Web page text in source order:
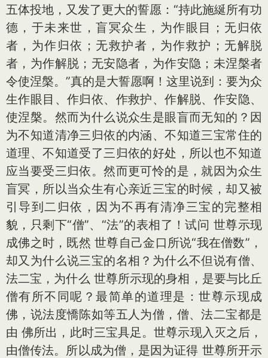
五体投地，又发了更大的誓愿：“持此施綖所有功
德，于未来世，盲冥众生，为作眼目；无归依
者，为作归依；无救护者，为作救护；无解脱
者，为作解脱；无安隐者，为作安隐；未涅槃者
令使涅槃。”真的是大誓愿啊！这里说到：要为众
生作眼目、作归依、作救护、作解脱、作安隐、
使涅槃。然而为什么说众生是眼盲而无知的？因
为不知道清净三归依的内涵、不知道三宝常住的
道理、不知道受了三归依的好处，所以也不知道
应当要受三归依。然而更可怜的是，就因为众生
盲冥，所以当众生有心亲近三宝的时候，却又被
引导到二归依，因为不再有清净三宝的完整相
貌，只剩下“僧”、“法”的表相了！试问 世尊示现
成佛之时，既然 世尊自己金口所说“我在僧数”，
却又为什么说三宝的名相？为什么不但说有僧、
法二宝，为什么 世尊所示现的身相，是要与比丘
僧有所不同呢？最简单的道理是：世尊示现成
佛，说法度憍陈如等五人为僧，僧、法二宝都是
由 佛所出，此时三宝具足。世尊示现入灭之后，
由僧传法。所以成为僧，是因为证得 世尊所开示